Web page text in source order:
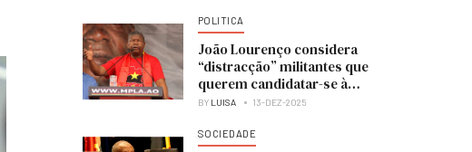
POLITICA
João Lourenço considera
“distracção” militantes que
querem candidatar-se à
liderança do MPLA
BY LUISA 13-DEZ-2025
SOCIEDADE